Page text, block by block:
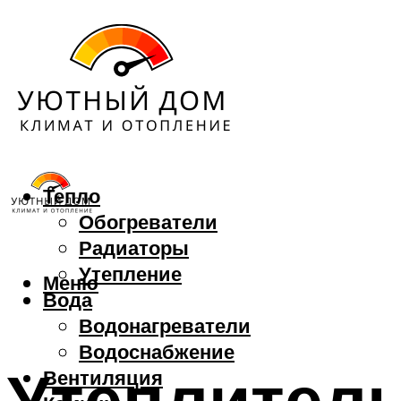
Тепло
Обогреватели
Радиаторы
Утепление
Вода
Водонагреватели
Водоснабжение
Вентиляция
Меню